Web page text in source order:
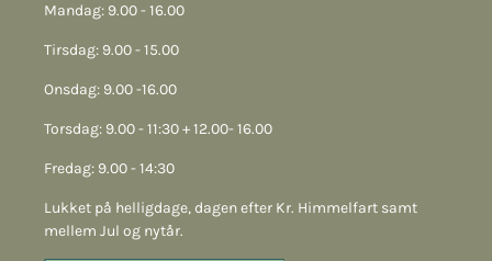
Mandag: 9.00 - 16.00
Tirsdag: 9.00 - 15.00
Onsdag: 9.00 -16.00
Torsdag: 9.00 - 11:30 + 12.00- 16.00
Fredag: 9.00 - 14:30
Lukket på helligdage, dagen efter Kr. Himmelfart samt
mellem Jul og nytår.